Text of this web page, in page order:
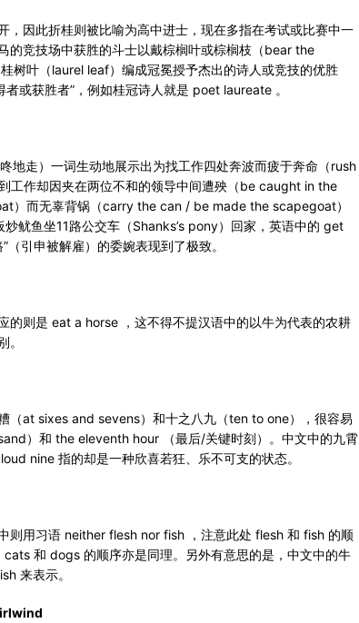
，因此折桂则被比喻为高中进士，现在多指在考试或比赛中一
的竞技场中获胜的斗士以戴棕榈叶或棕榈枝（bear the
树叶（laurel leaf）编成冠冕授予杰出的诗人或竞技的优胜
或获胜者”，例如桂冠诗人就是 poet laureate 。
走）一词生动地展示出为找工作四处奔波而疲于奔命（rush
工作却因夹在两位不和的领导中间遭殃（be caught in the
）而无辜背锅（carry the can / be made the scapegoat）
鱿鱼坐11路公交车（Shanks’s pony）回家，英语中的 get
引申被解雇）的委婉表现到了极致。
的则是 eat a horse ，这不得不提汉语中的以牛为代表的农耕
。
（at sixes and sevens）和十之八九（ten to one），很容易
）和 the eleventh hour （最后/关键时刻）。中文中的九霄
nine 指的却是一种欣喜若狂、乐不可支的状态。
则用习语 neither flesh nor fish ，注意此处 flesh 和 fish 的顺
和 dogs 的顺序亦是同理。另外有意思的是，中文中的牛
来表示。